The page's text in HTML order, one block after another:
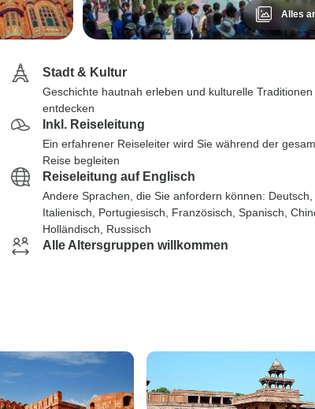
Alles
Stadt & Kultur
Geschichte hautnah erleben und kulturelle Traditionen
entdecken
Inkl. Reiseleitung
Ein erfahrener Reiseleiter wird Sie während der
Reise begleiten
Reiseleitung auf Englisch
Andere Sprachen, die Sie anfordern können: Deutsch,
Italienisch, Portugiesisch, Französisch, Spanisch,
Holländisch, Russisch
Alle Altersgruppen willkommen